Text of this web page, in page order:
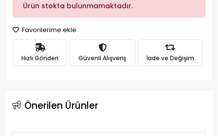
Ürün stokta bulunmamaktadır.
Favorilerime ekle
Hızlı Gönderi Güvenli Alışveriş İade ve Değişim
Önerilen Ürünler